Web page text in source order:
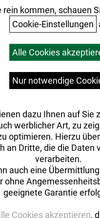
rein kommen, schauen
Cookie-Einstellungen
Alle Cookies
Nur notwendige
dazu Ihnen auf Sie
werblicher Art, zu
optimieren. Hierzu
an Dritte, die die Daten
verarbeiten.
auch eine
ohne
geeignete Garantie
Cookies akzeptieren,